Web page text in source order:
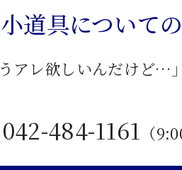
道具について
アレ欲しいんだけど…
042-484-1161 （